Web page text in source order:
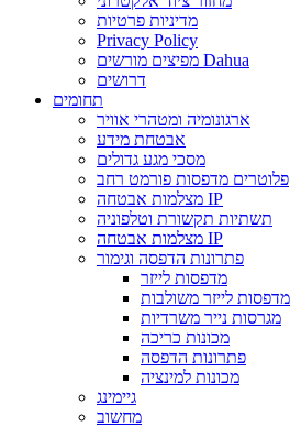
מדיניות פרטיות
Privacy Policy
מפיצים מורשים Dahua
דרושים
תחומים
ארגונומיה ומטהרי אוויר
אבטחת מידע
מסכי מגע גדולים
פלוטרים מדפסות פורמט רחב
מצלמות אבטחה IP
תשתיות תקשורת וטלפוניה
מצלמות אבטחה IP
פתרונות הדפסה וגימור
מדפסות לייזר
מגרסות נייר משרדיות
מכונות כריכה
פתרונות הדפסה
מכונות למינציה
גיימינג
מחשוב